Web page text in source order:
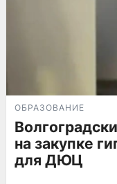
ОБРАЗОВАНИЕ
на закупке
для ДЮЦ